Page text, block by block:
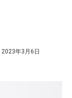
2023年3月6日